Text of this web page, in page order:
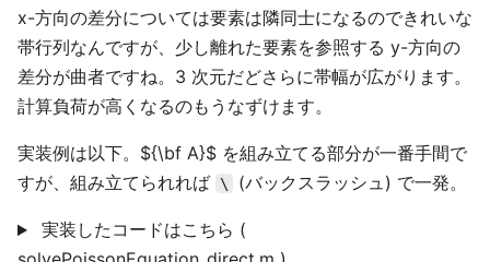
x-方向の差分については要素は隣同士になるのできれいな
帯行列なんですが、少し離れた要素を参照する y-方向の
差分が曲者ですね。3 次元だどさらに帯幅が広がります。
計算負荷が高くなるのもうなずけます。
実装例は以下。${\bf A}$ を組み立てる部分が一番手間で
すが、組み立てられれば
\ (バックスラッシュ) で一発。
実装したコードはこちら (